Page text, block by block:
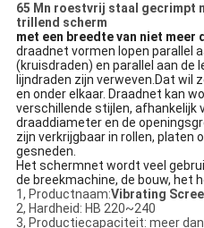
65 Mn roestvrij staal gecrimpt
trillend scherm
met een breedte van niet meer
draadnet vormen lopen parallel
(kruisdraden) en parallel aan de
lijndraden zijn verweven.Dat wil
en onder elkaar. Draadnet kan
verschillende stijlen, afhankelijk
draaddiameter en de
zijn verkrijgbaar in rollen, platen
gesneden.
Het schermnet wordt veel
de breekmachine, de bouw, het
1, Productnaam:Vibrating
2, Hardheid: HB 220~240
3, Productiecapaciteit: meer